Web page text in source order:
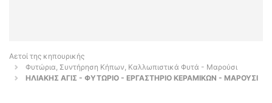
Αετοί της κηπουρικής
Φυτώρια, Συντήρηση Κήπων, Καλλωπιστικά Φυτά - Μαρούσι
ΗΛΙΑΚΗΣ ΑΓΙΣ - ΦΥΤΩΡΙΟ - ΕΡΓΑΣΤΗΡΙΟ ΚΕΡΑΜΙΚΩΝ - ΜΑΡΟΥΣΙ